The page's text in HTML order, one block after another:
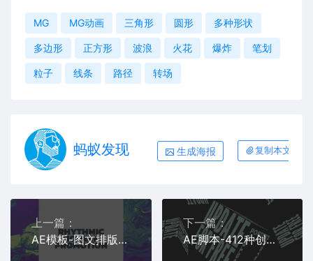
MG MG动画 三角形 圆形 多种形状
多边形 正方形 波浪 火花 爆炸 笔划
粒子 线条 路径 转场
蚂蚁发现 生成海报 复制本文链接
上一篇：
AE模板-图文排版快闪片头重踏节奏感干净
下一篇：
AE脚本-412种创意文字排版设计循环时尚海报封面动画 V15.51 更新版 支持Win/Mac